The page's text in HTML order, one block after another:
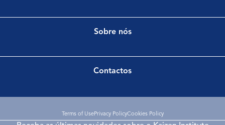
Sobre nós
Contactos
Terms of UsePrivacy PolicyCookies Policy